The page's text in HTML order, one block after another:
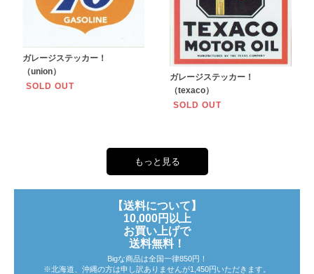
ガレージステッカー！
（union）
SOLD OUT
ガレージステッカー！
（texaco）
SOLD OUT
もっと見る
【送料について】
10,000円以上
お買い上げで
送料無料！
Bigな商品は全国一律850円！
※北海道、沖縄の方は申し訳ありませんが1,450円いただきます。